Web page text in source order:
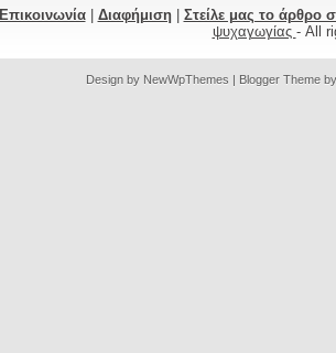
Επικοινωνία| Διαφήμιση| Στείλε μας το άρθρο
ψυχαγωγίας - All
Design by NewWpThemes | Blogger Theme